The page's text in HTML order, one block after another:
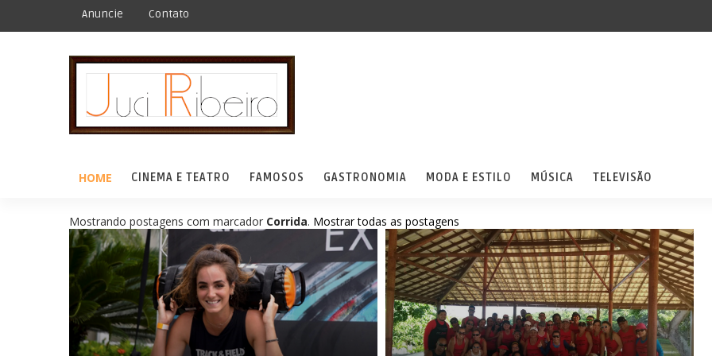
Anuncie Contato
HOME CINEMA E TEATRO FAMOSOS GASTRONOMIA MODA E ESTILO MÚSICA TELEVISÃO
Mostrando postagens com marcador Corrida. Mostrar todas as postagens